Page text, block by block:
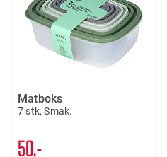
Matboks
7 stk, Smak.
50,-